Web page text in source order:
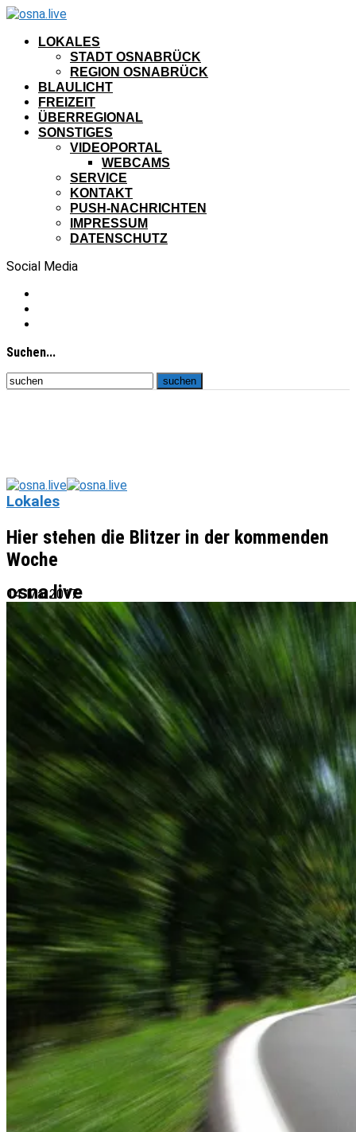
LOKALES
STADT OSNABRÜCK
REGION OSNABRÜCK
BLAULICHT
FREIZEIT
ÜBERREGIONAL
SONSTIGES
VIDEOPORTAL
WEBCAMS
SERVICE
KONTAKT
PUSH-NACHRICHTEN
IMPRESSUM
DATENSCHUTZ
Social Media
Suchen...
osna.live
Lokales
Hier stehen die Blitzer in der kommenden
Woche
14. Mai 2017